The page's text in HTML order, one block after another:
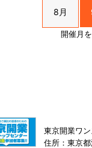
8月
開催月
東京開業ワ
住所：東京